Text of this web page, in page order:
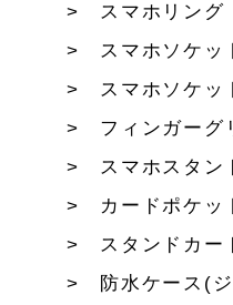
スマホリング
スマホソケッ
スマホソケッ
フィンガーグ
スマホスタン
カードポケッ
スタンドカー
防水ケース(